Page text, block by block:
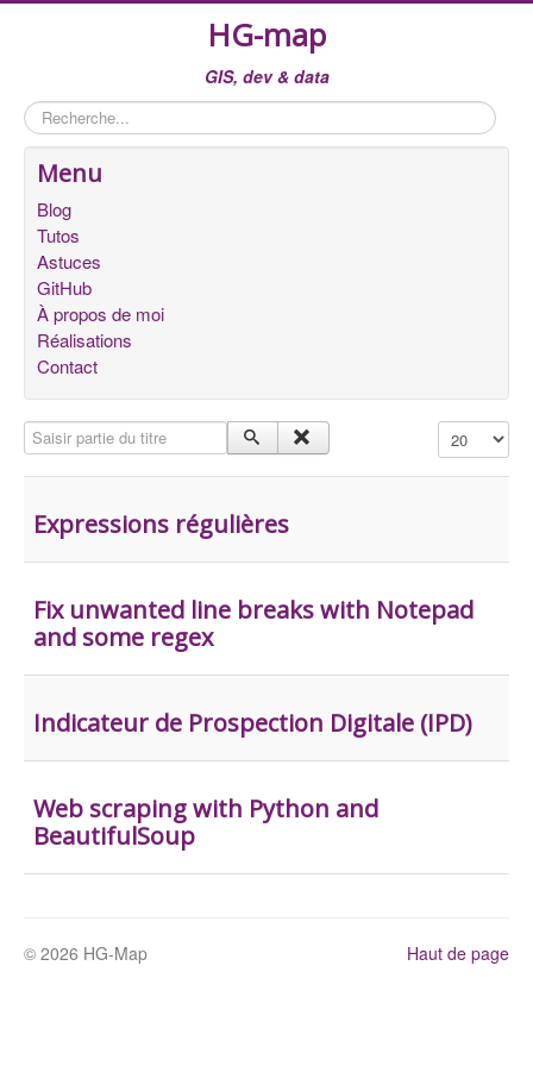
HG-map
GIS, dev & data
Rechercher
Menu
Blog
Tutos
Astuces
GitHub
À propos de moi
Réalisations
Contact
Saisir partie du titre Affichage #
Expressions régulières
Fix unwanted line breaks with Notepad
and some regex
Indicateur de Prospection Digitale (IPD)
Web scraping with Python and
BeautifulSoup
Haut de page
© 2026 HG-Map